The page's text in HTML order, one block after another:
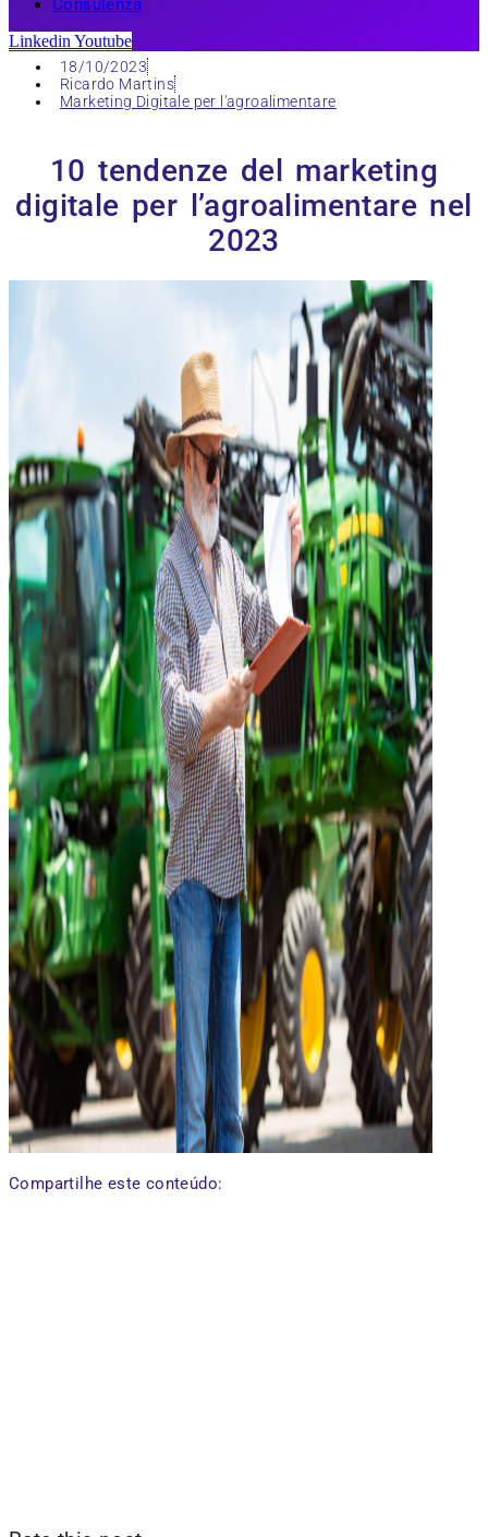
Consulenza
Linkedin Youtube
18/10/2023
Ricardo Martins
Marketing Digitale per l'agroalimentare
10 tendenze del marketing
digitale per l’agroalimentare nel
2023
Compartilhe este conteúdo: